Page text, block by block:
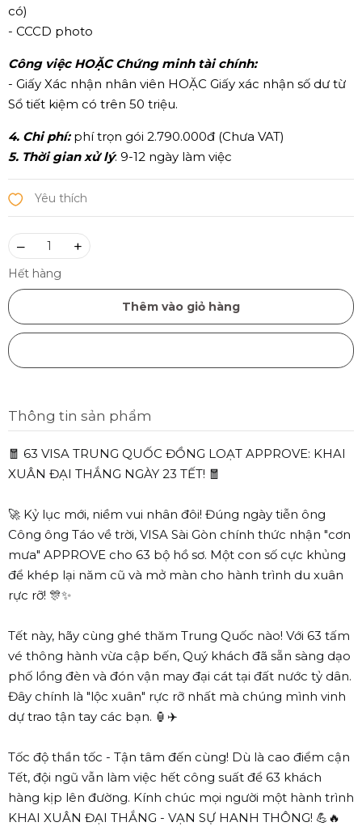
có)
- CCCD photo
Công việc HOẶC Chứng minh tài chính:
- Giấy Xác nhận nhân viên HOẶC Giấy xác nhận số dư từ
Sổ tiết kiệm có trên 50 triệu.
4. Chi phí: phí trọn gói 2.790.000đ (Chưa VAT)
5. Thời gian xử lý: 9-12 ngày làm việc
– +
Hết hàng
Thêm vào giỏ hàng
Thông tin sản phẩm
🧧 63 VISA TRUNG QUỐC ĐỒNG LOẠT APPROVE: KHAI
XUÂN ĐẠI THẮNG NGÀY 23 TẾT! 🧧
🚀 Kỷ lục mới, niềm vui nhân đôi! Đúng ngày tiễn ông
Công ông Táo về trời, VISA Sài Gòn chính thức nhận "cơn
mưa" APPROVE cho 63 bộ hồ sơ. Một con số cực khủng
để khép lại năm cũ và mở màn cho hành trình du xuân
rực rỡ! 🎊✨
Tết này, hãy cùng ghé thăm Trung Quốc nào! Với 63 tấm
vé thông hành vừa cập bến, Quý khách đã sẵn sàng dạo
phố lồng đèn và đón vận may đại cát tại đất nước tỷ dân.
Đây chính là "lộc xuân" rực rỡ nhất mà chúng mình vinh
dự trao tận tay các bạn. 🏮✈️
Tốc độ thần tốc - Tận tâm đến cùng! Dù là cao điểm cận
Tết, đội ngũ vẫn làm việc hết công suất để 63 khách
hàng kịp lên đường. Kính chúc mọi người một hành trình
KHAI XUÂN ĐẠI THẮNG - VẠN SỰ HANH THÔNG! 💪🔥